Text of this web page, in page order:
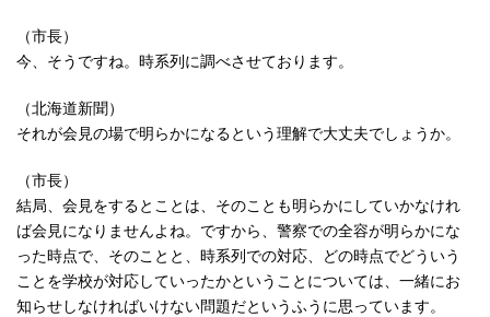
（市長）
今、そうですね。時系列に調べさせております。
（北海道新聞）
それが会見の場で明らかになるという理解で大丈夫でしょうか。
（市長）
結局、会見をするとことは、そのことも明らかにしていかなけれ
ば会見になりませんよね。ですから、警察での全容が明らかにな
った時点で、そのことと、時系列での対応、どの時点でどういう
ことを学校が対応していったかということについては、一緒にお
知らせしなければいけない問題だというふうに思っています。